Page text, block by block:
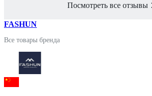
Посмотреть все отзывы
FASHUN
Все товары бренда